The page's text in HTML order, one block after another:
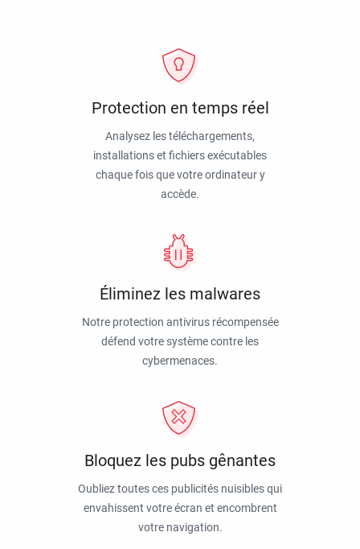
Protection en temps réel
Analysez les téléchargements,
installations et fichiers exécutables
chaque fois que votre ordinateur y
accède.
Éliminez les malwares
Notre protection antivirus récompensée
défend votre système contre les
cybermenaces.
Bloquez les pubs gênantes
Oubliez toutes ces publicités nuisibles qui
envahissent votre écran et encombrent
votre navigation.